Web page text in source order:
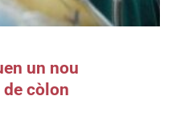
un nou
còlon